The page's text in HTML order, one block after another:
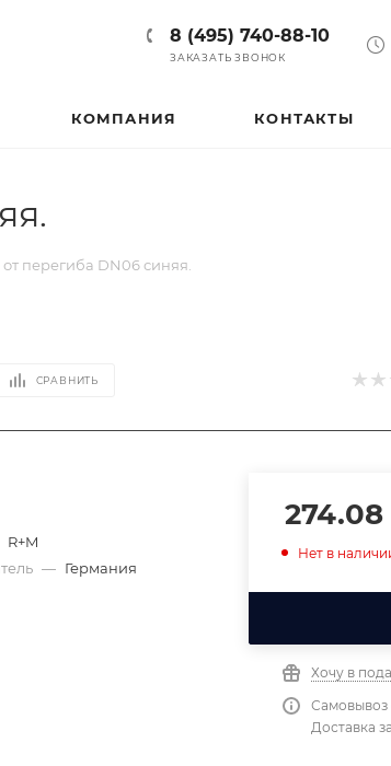
8 (495) 740-88-10
ЗАКАЗАТЬ ЗВОНОК
КОМПАНИЯ КОНТАКТЫ
от перегиба DN06 синяя.
СРАВНИТЬ
R+M
— Германия
274.08
Нет в
Хочу в
Самовывоз
Доставка